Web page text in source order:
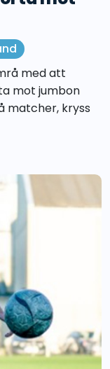
med att
mot jumbon
matcher, kryss